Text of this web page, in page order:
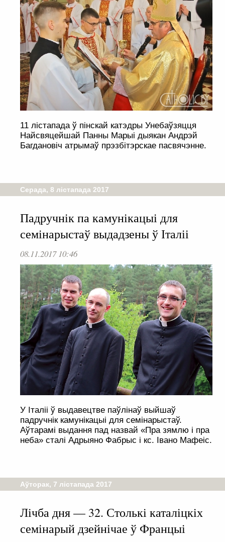
11 лістапада ў пінскай катэдры Унебаўзяцця
Найсвяцейшай Панны Марыі дыякан Андрэй
Багдановіч атрымаў прэзбітэрскае пасвячэнне.
Серада, 8 лістапада 2017
Падручнік па камунікацыі для
семінарыстаў выдадзены ў Італіі
08.11.2017 10:46
У Італіі ў выдавецтве паўлінаў выйшаў
падручнік камунікацыі для семінарыстаў.
Аўтарамі выдання пад назвай «Пра зямлю і пра
неба» сталі Адрыяно Фабрыс і кс. Івано Мафеіс.
Аўторак, 7 лістапада 2017
Лічба дня — 32. Столькі каталіцкіх
семінарый дзейнічае ў Францыі